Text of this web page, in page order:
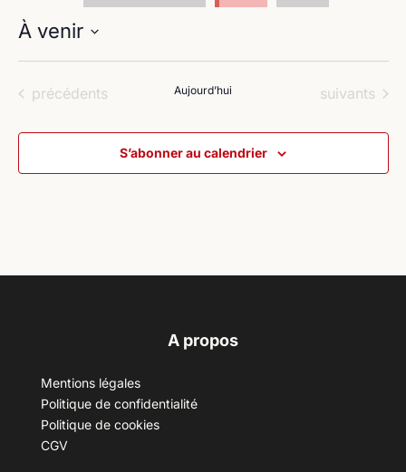
À venir
date.Évènements
précédents Aujourd’hui Évènements
suivants
S’abonner au calendrier
A propos
Mentions légales
Politique de confidentialité
Politique de cookies
CGV